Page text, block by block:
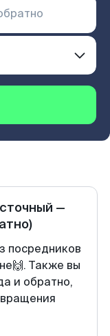
—
посредников
Также вы
и обратно,